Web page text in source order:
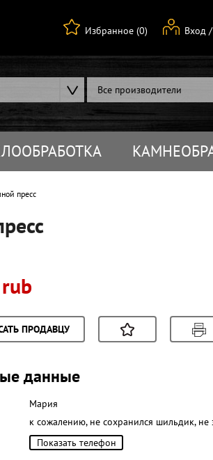
Вход /
Избранное (0)
Все производители
пресс
ПРОДАВЦУ
данные
Мария
к сожалению, не сохранился шильдик,
Показать телефон